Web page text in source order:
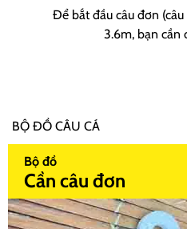
Để bắt đầu câu đơn
3.6m, bạn cần
BỘ ĐỒ CÂU CÁ
Bộ đồ
Cần câu đơn